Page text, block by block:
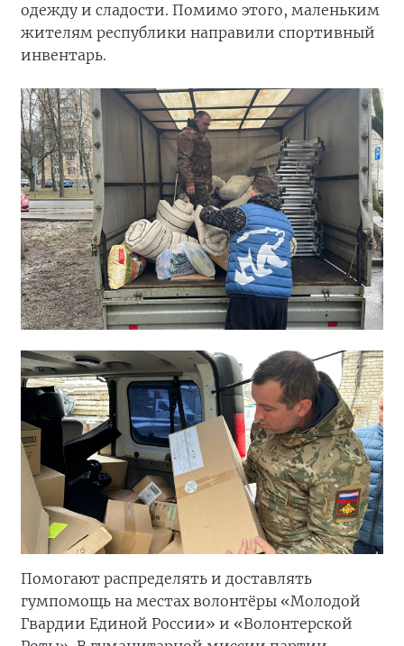
одежду и сладости. Помимо этого, маленьким
жителям республики направили спортивный
инвентарь.
Помогают распределять и доставлять
гумпомощь на местах волонтёры «Молодой
Гвардии Единой России» и «Волонтерской